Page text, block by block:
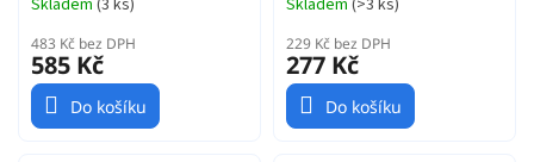
483 Kč bez DPH
585 Kč
Do košíku
229 Kč bez DPH
277 Kč
Do košíku